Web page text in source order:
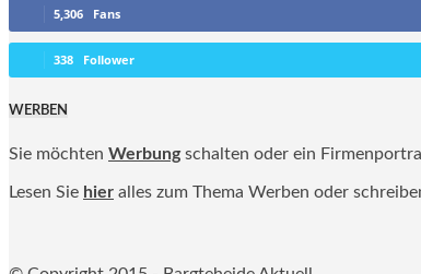
5,306 Fans
338 Follower
WERBEN
Sie möchten Werbung schalten oder ein
Lesen Sie hier alles zum Thema Werben oder